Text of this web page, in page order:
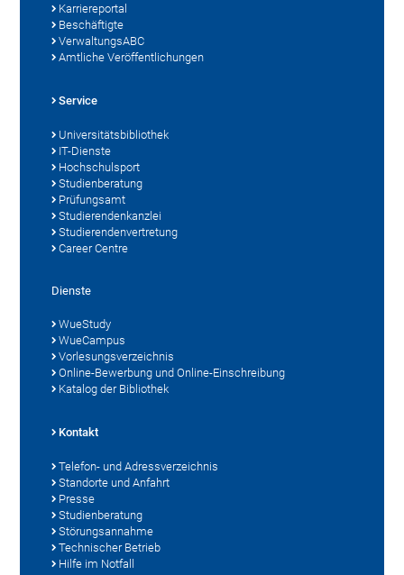
Karriereportal
Beschäftigte
VerwaltungsABC
Amtliche Veröffentlichungen
Service
Universitätsbibliothek
IT-Dienste
Hochschulsport
Studienberatung
Prüfungsamt
Studierendenkanzlei
Studierendenvertretung
Career Centre
Dienste
WueStudy
WueCampus
Vorlesungsverzeichnis
Online-Bewerbung und Online-Einschreibung
Katalog der Bibliothek
Kontakt
Telefon- und Adressverzeichnis
Standorte und Anfahrt
Presse
Studienberatung
Störungsannahme
Technischer Betrieb
Hilfe im Notfall